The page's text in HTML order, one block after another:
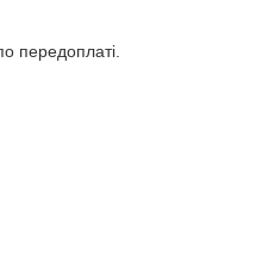
передоплаті.